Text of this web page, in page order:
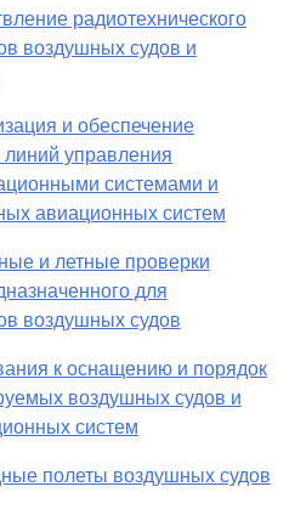
радиотехнического
воздушных судов и
и обеспечение
управления
системами и
авиационных систем
и летные проверки
для
воздушных судов
к оснащению и порядок
воздушных судов и
систем
полеты воздушных судов